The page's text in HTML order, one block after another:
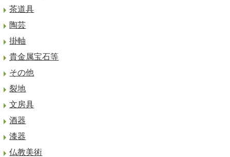
茶道具
陶芸
掛軸
貴金属宝石等
その他
裂地
文房具
酒器
漆器
仏教美術